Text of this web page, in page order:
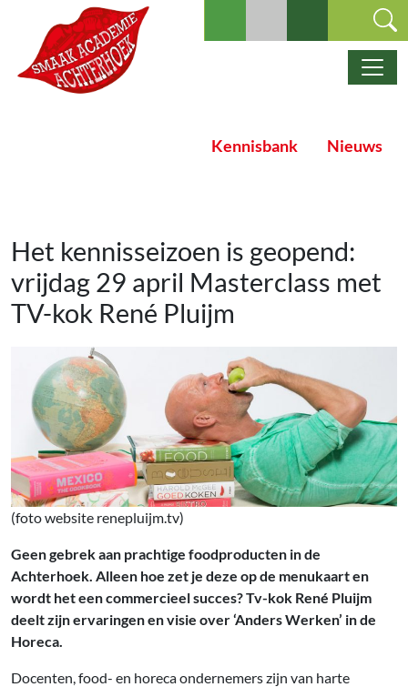
Ga naar de inhoud
Hoofdnavigatie
Kennisbank Nieuws
Het kennisseizoen is geopend:
vrijdag 29 april Masterclass met
TV-kok René Pluijm
(foto website renepluijm.tv)
Geen gebrek aan prachtige foodproducten in de
Achterhoek. Alleen hoe zet je deze op de menukaart en
wordt het een commercieel succes? Tv-kok René Pluijm
deelt zijn ervaringen en visie over ‘Anders Werken’ in de
Horeca.
Docenten, food- en horeca ondernemers zijn van harte